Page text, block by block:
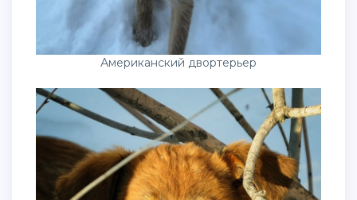
Американский двортерьер